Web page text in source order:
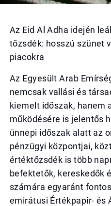
Az Eid Al Adha idején
tőzsdék: hosszú szünet
piacokra
Az Egyesült Arab
nemcsak vallási és
kiemelt időszak, hanem
működésére is jelentős
ünnepi időszak alatt az
pénzügyi központjai,
értéktőzsdék is több
befektetők, kereskedők
számára egyaránt
emirátusi Értékpapír- és